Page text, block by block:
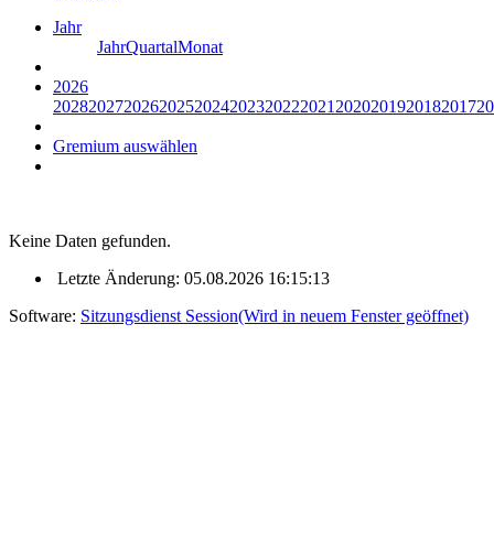
Jahr
JahrQuartalMonat
2026
20282027202620252024202320222021 2020201920182017
Gremium auswählen
Keine Daten gefunden.
Letzte Änderung: 05.08.2026 16:15:13
Software: Sitzungsdienst Session(Wird in neuem Fenster geöffnet)